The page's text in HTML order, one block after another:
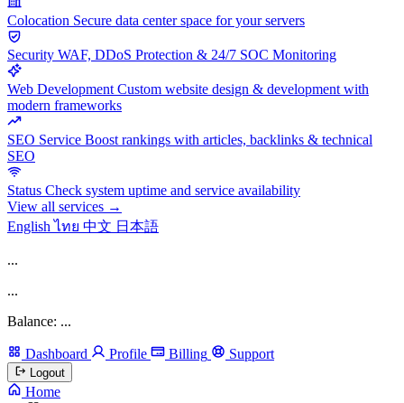
Colocation Secure data center space for your servers
Security WAF, DDoS Protection & 24/7 SOC Monitoring
Web Development Custom website design & development with
modern frameworks
SEO Service Boost rankings with articles, backlinks & technical
SEO
Status Check system uptime and service availability
View all services →
Englishไทย 中文 日本語
...
...
Balance: ...
Dashboard Profile Billing Support
Logout
Home